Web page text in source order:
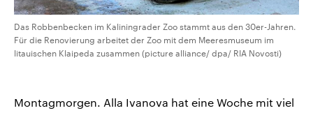
Das Robbenbecken im Kaliningrader Zoo stammt aus den 30er-Jahren.
Für die Renovierung arbeitet der Zoo mit dem Meeresmuseum im
litauischen Klaipeda zusammen (picture alliance/ dpa/ RIA Novosti)
Montagmorgen. Alla Ivanova hat eine Woche mit viel